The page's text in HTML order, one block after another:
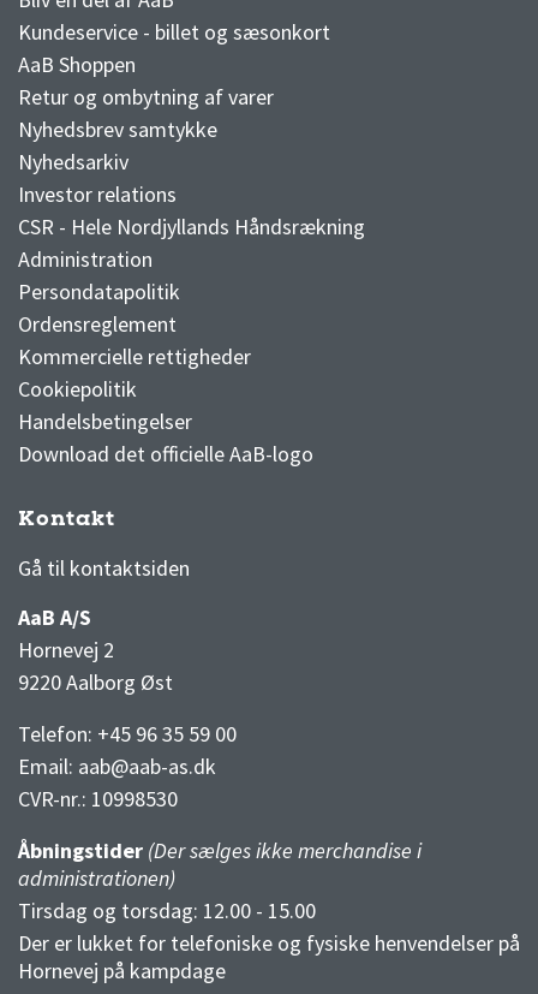
Kundeservice - billet og sæsonkort
AaB Shoppen
Retur og ombytning af varer
Nyhedsbrev samtykke
Nyhedsarkiv
Investor relations
CSR - Hele Nordjyllands Håndsrækning
Administration
Persondatapolitik
Ordensreglement
Kommercielle rettigheder
Cookiepolitik
Handelsbetingelser
Download det officielle AaB-logo
Kontakt
Gå til kontaktsiden
AaB A/S
Hornevej 2
9220 Aalborg Øst
Telefon: +45 96 35 59 00
Email: aab@aab-as.dk
CVR-nr.: 10998530
Åbningstider (Der sælges ikke merchandise i
administrationen)
Tirsdag og torsdag: 12.00 - 15.00
Der er lukket for telefoniske og fysiske henvendelser på
Hornevej på kampdage